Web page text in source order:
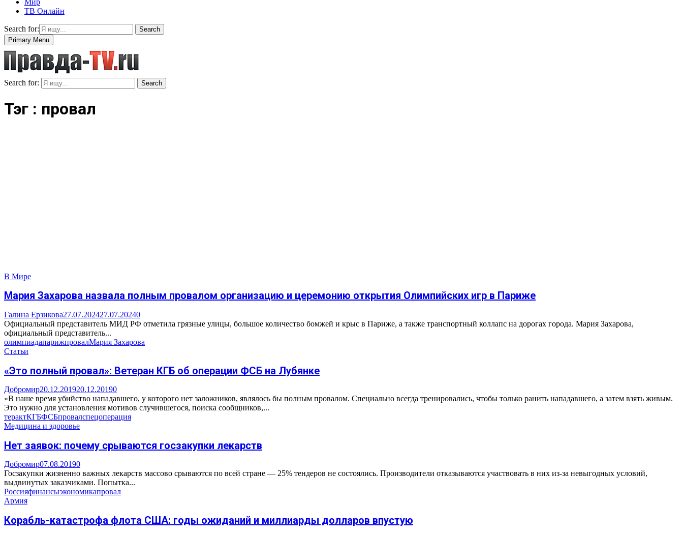
Мир
ТВ Онлайн
Search for:
Search
Primary Menu
Search for: Search
Тэг : провал
В Мире
Мария Захарова назвала полным провалом организацию и церемонию открытия Олимпийских игр в Париже
Галина Ерзикова27.07.202427.07.20240
Официальный представитель МИД РФ отметила грязные улицы, большое количество бомжей и крыс в Париже, а также транспортный коллапс на дорогах города. Мария Захарова,
официальный представитель...
олимпиадапарижпровалМария Захарова
Статьи
«Это полный провал»: Ветеран КГБ об операции ФСБ на Лубянке
Добромир20.12.201920.12.20190
«В наше время убийство нападавшего, у которого нет заложников, являлось бы полным провалом. Специально всегда тренировались, чтобы только ранить нападавшего, а затем взять живым.
Это нужно для установления мотивов случившегося, поиска сообщников,...
терактКГБФСБпровалспецоперация
Медицина и здоровье
Нет заявок: почему срываются госзакупки лекарств
Добромир07.08.20190
Госзакупки жизненно важных лекарств массово срываются по всей стране — 25% тендеров не состоялись. Производители отказываются участвовать в них из-за невыгодных условий,
выдвинутых заказчиками. Попытка...
Россияфинансыэкономикапровал
Армия
Корабль-катастрофа флота США: годы ожиданий и миллиарды долларов впустую